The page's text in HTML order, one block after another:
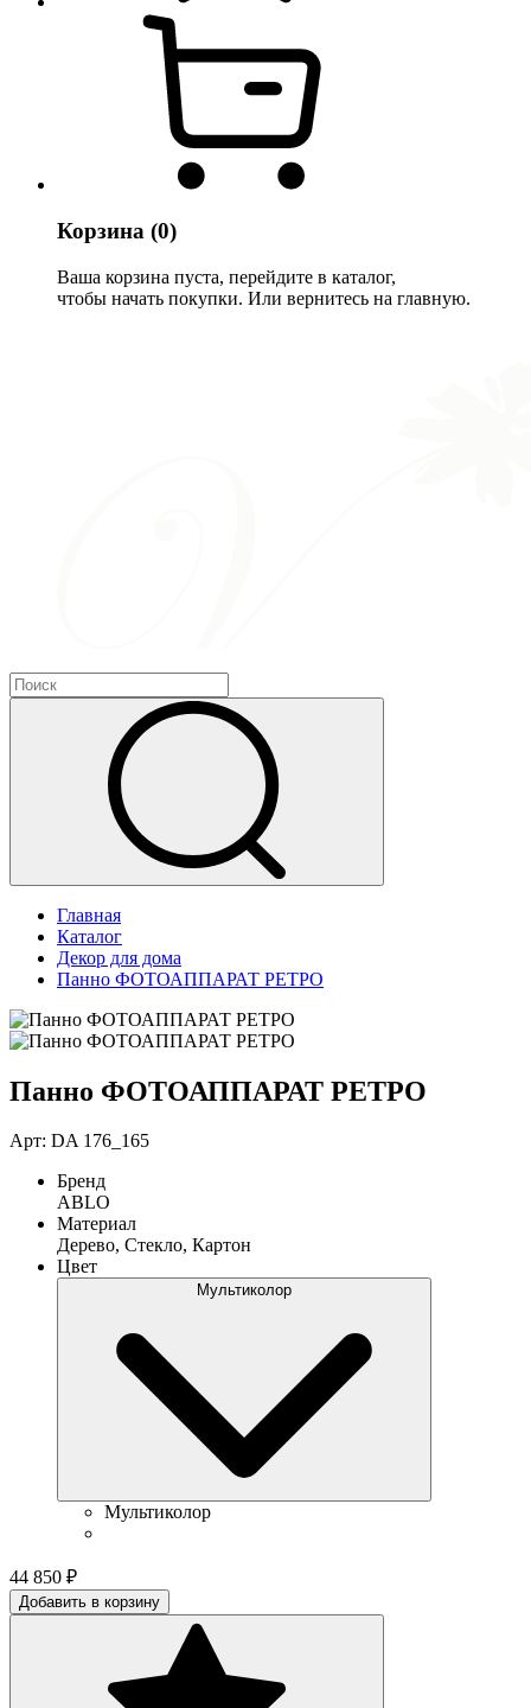
Корзина (0)
Ваша корзина пуста, перейдите в каталог,
чтобы начать покупки. Или вернитесь на главную.
Главная
Каталог
Декор для дома
Панно ФОТОАППАРАТ РЕТРО
Панно ФОТОАППАРАТ РЕТРО
Арт: DA 176_165
Бренд
ABLO
Материал
Дерево, Стекло, Картон
Цвет
Мультиколор
Мультиколор
44 850 ₽
Добавить в корзину